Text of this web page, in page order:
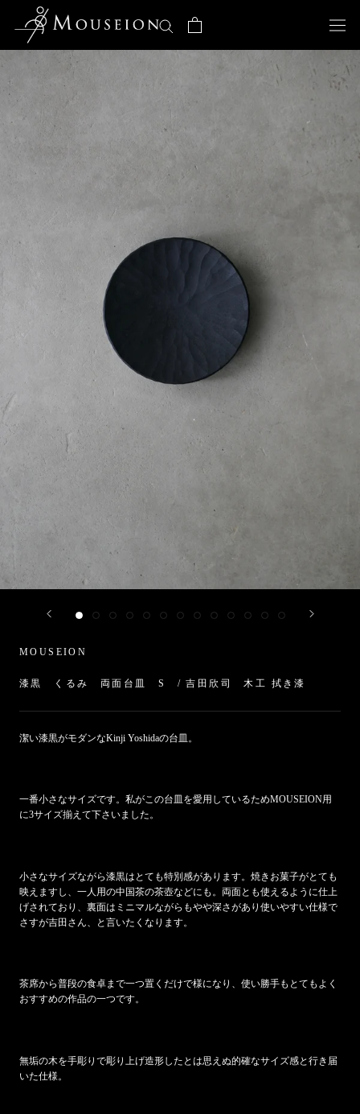
て
ン
す
MOUSEION
漆黒 くるみ 両面台皿 S / 吉田欣司 木工 拭き漆
潔い漆黒がモダンなKinji Yoshidaの台皿。
一番小さなサイズです。私がこの台皿を愛用しているためMOUSEION用
に3サイズ揃えて下さいました。
小さなサイズながら漆黒はとても特別感があります。焼きお菓子がとても
映えますし、一人用の中国茶の茶壺などにも。両面とも使えるように仕上
げされており、裏面はミニマルながらもやや深さがあり使いやすい仕様で
さすが吉田さん、と言いたくなります。
茶席から普段の食卓まで一つ置くだけで様になり、使い勝手もとてもよく
おすすめの作品の一つです。
無垢の木を手彫りで彫り上げ造形したとは思えぬ的確なサイズ感と行き届
いた仕様。